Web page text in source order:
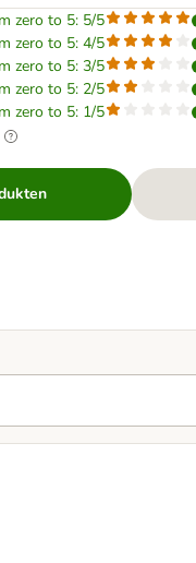
zero to 5: 5/5
zero to 5: 4/5
zero to 5: 3/5
zero to 5: 2/5
zero to 5: 1/5